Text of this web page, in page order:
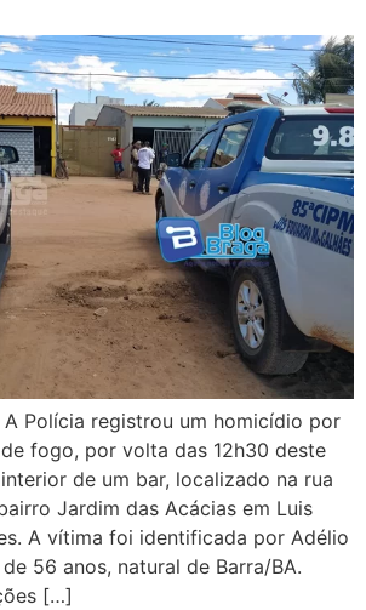
A Polícia registrou um homicídio por
fogo, por volta das 12h30 deste
de um bar, localizado na rua
Jardim das Acácias em Luis
A vítima foi identificada por Adélio
56 anos, natural de Barra/BA.
[…]